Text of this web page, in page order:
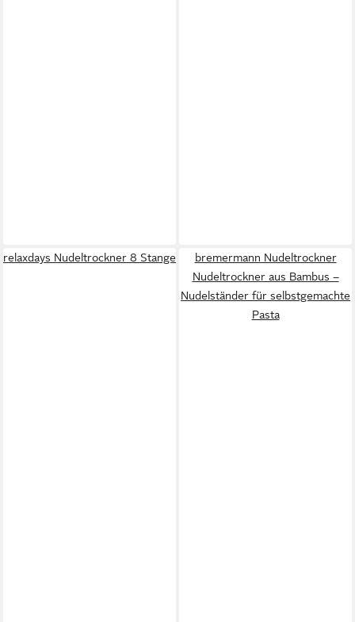
relaxdays Nudeltrockner 8 Stange
bremermann Nudeltrockner
Nudeltrockner aus Bambus –
Nudelständer für selbstgemachte
Pasta